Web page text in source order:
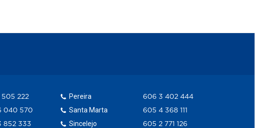
505 222
040 570
852 333
Pereira
Santa Marta
Sincelejo
606 3 402 444
605 4 368 111
605 2 771 126